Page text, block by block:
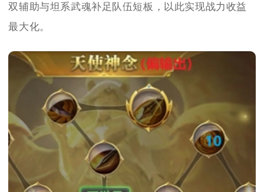
双辅助与坦系武魂补足队伍短板，以此实现战力收益
最大化。